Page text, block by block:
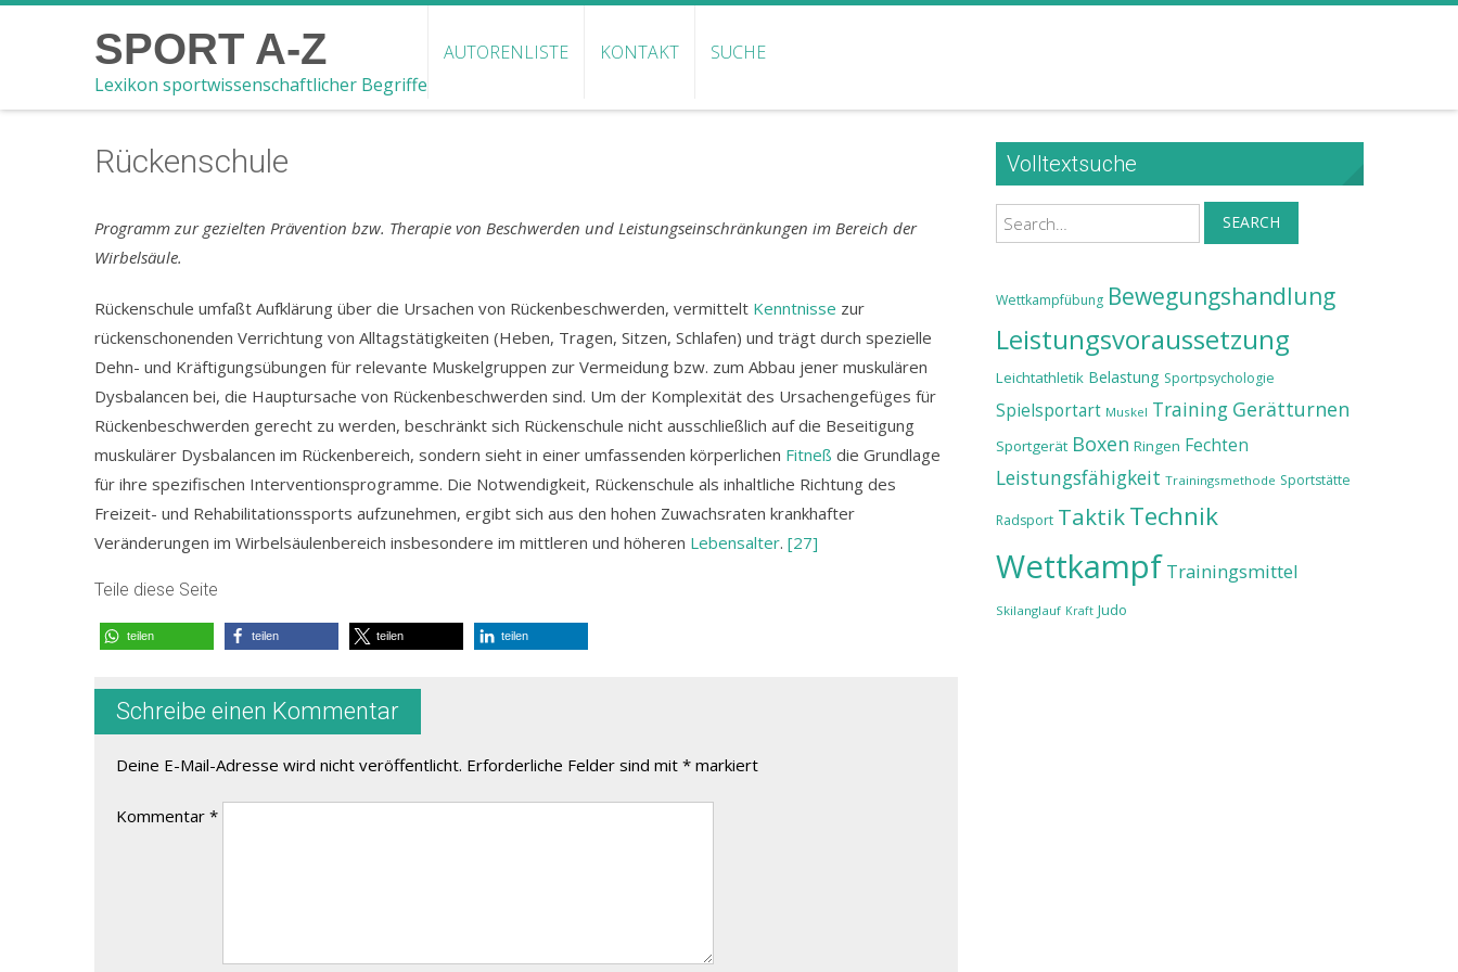
SPORT A-Z
Lexikon sportwissenschaftlicher Begriffe
AUTORENLISTE KONTAKT SUCHE
Rückenschule
Programm zur gezielten Prävention bzw. Therapie von Beschwerden und Leistungseinschränkungen im Bereich der
Wirbelsäule.
Rückenschule umfaßt Aufklärung über die Ursachen von Rückenbeschwerden, vermittelt Kenntnisse zur
rückenschonenden Verrichtung von Alltagstätigkeiten (Heben, Tragen, Sitzen, Schlafen) und trägt durch spezielle
Dehn- und Kräftigungsübungen für relevante Muskelgruppen zur Vermeidung bzw. zum Abbau jener muskulären
Dysbalancen bei, die Hauptursache von Rückenbeschwerden sind. Um der Komplexität des Ursachengefüges für
Rückenbeschwerden gerecht zu werden, beschränkt sich Rückenschule nicht ausschließlich auf die Beseitigung
muskulärer Dysbalancen im Rückenbereich, sondern sieht in einer umfassenden körperlichen Fitneß die Grundlage
für ihre spezifischen Interventionsprogramme. Die Notwendigkeit, Rückenschule als inhaltliche Richtung des
Freizeit- und Rehabilitationssports aufzunehmen, ergibt sich aus den hohen Zuwachsraten krankhafter
Veränderungen im Wirbelsäulenbereich insbesondere im mittleren und höheren Lebensalter. [27]
Teile diese Seite
teilen teilen teilen teilen
Schreibe einen Kommentar
Deine E-Mail-Adresse wird nicht veröffentlicht. Erforderliche Felder sind mit * markiert
Kommentar *
Volltextsuche
Search SEARCH
Wettkampfübung Bewegungshandlung
Leistungsvoraussetzung
Leichtathletik Belastung Sportpsychologie
Spielsportart Muskel Training Gerätturnen
Sportgerät Boxen Ringen Fechten
Leistungsfähigkeit Trainingsmethode Sportstätte
Radsport TaktikTechnik
Wettkampf Trainingsmittel
Skilanglauf Kraft Judo